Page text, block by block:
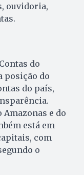
ouvidoria,
do
posição do
do país,
e do
está em
com
o